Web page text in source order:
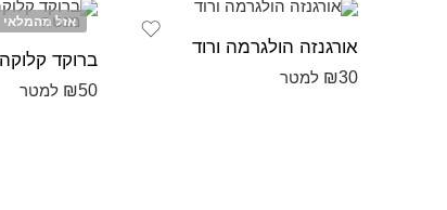
אורגנזה הולגרמה ורוד
₪30 למטר
אזל מהמלאי
₪50 למטר